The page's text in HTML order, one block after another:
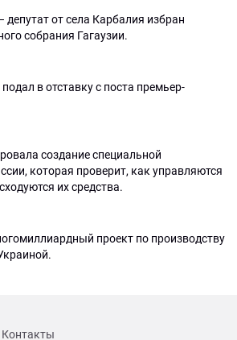
от села Карбалия избран
собрания Гагаузии.
в отставку с поста премьер-
создание специальной
которая проверит, как управляются
их средства.
проект по производству
Контакты